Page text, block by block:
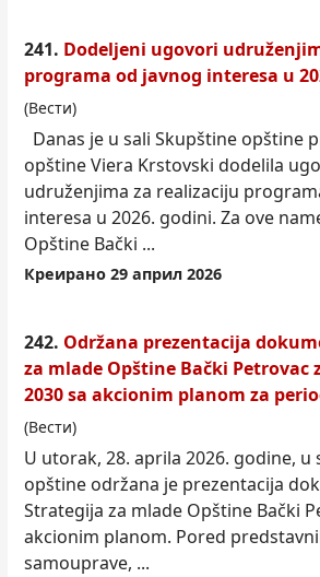
241. Dodeljeni ugovori
programa od javnog interesa u
(Вести)
Danas je u sali Skupštine opštine
opštine Viera Krstovski dodelila
udruženjima za realizaciju
interesa u 2026. godini. Za ove
Opštine Bački ...
Креирано 29 април 2026
242. Održana prezentacija
za mlade Opštine Bački Petrovac
2030 sa akcionim planom za
(Вести)
U utorak, 28. aprila 2026. godine, u
opštine održana je prezentacija
Strategija za mlade Opštine Bački
akcionim planom. Pored
samouprave, ...